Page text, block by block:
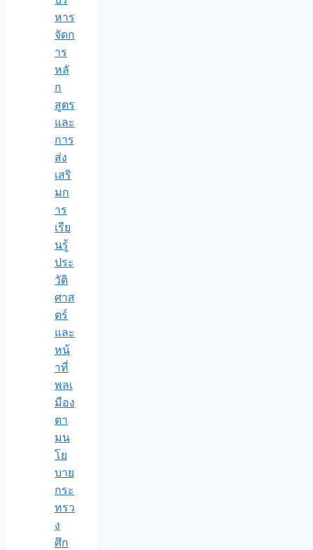
หาร
จัดก
าร
หลั
ก
สูตร
และ
การ
ส่ง
เสริ
มก
าร
เรีย
นรู้
ประ
วัติ
ศาส
ตร์
และ
หน้
าที่
พลเ
มือง
ตา
มน
โย
บาย
กระ
ทรว
ง
ศึก